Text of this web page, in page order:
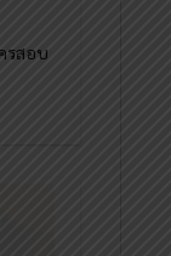
รสอบ